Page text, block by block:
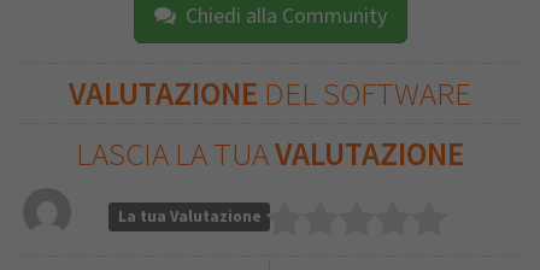
Chiedi alla Community
VALUTAZIONE DEL SOFTWARE
LASCIA LA TUAVALUTAZIONE
La tua Valutazione